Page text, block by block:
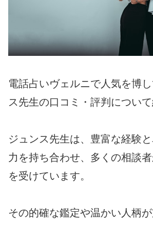
電話占いヴェルニで人気を博
ス先生の口コミ・評判について
ジュンス先生は、豊富な経験
力を持ち合わせ、多くの相談
を受けています。
その的確な鑑定や温かい人柄